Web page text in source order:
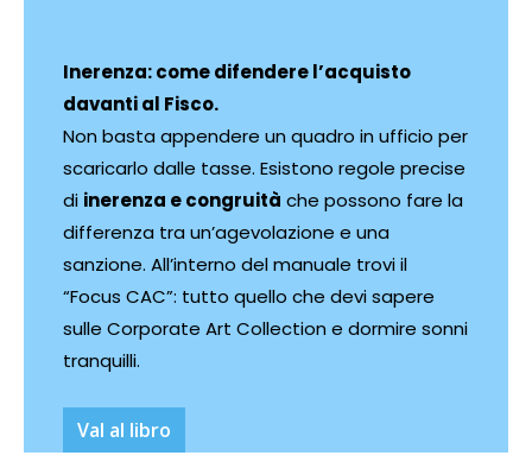
Inerenza: come difendere l’acquisto
davanti al Fisco.
Non basta appendere un quadro in ufficio per
scaricarlo dalle tasse. Esistono regole precise
di inerenza e congruità che possono fare la
differenza tra un’agevolazione e una
sanzione. All’interno del manuale trovi il
“Focus CAC”: tutto quello che devi sapere
sulle Corporate Art Collection e dormire sonni
tranquilli.
VaI al libro